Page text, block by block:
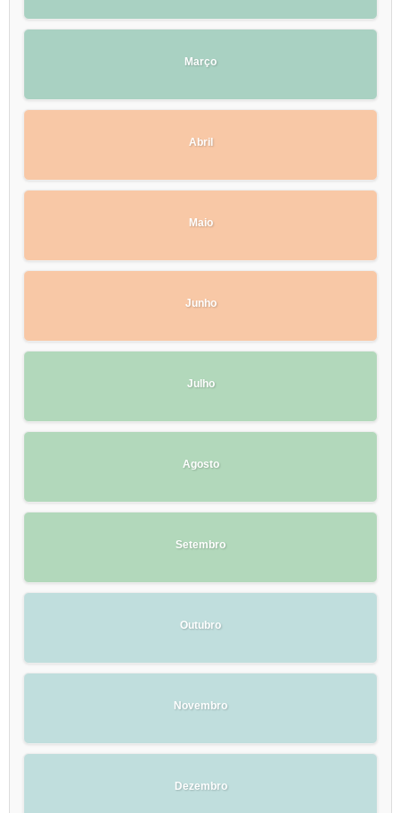
Março
Abril
Maio
Junho
Julho
Agosto
Setembro
Outubro
Novembro
Dezembro